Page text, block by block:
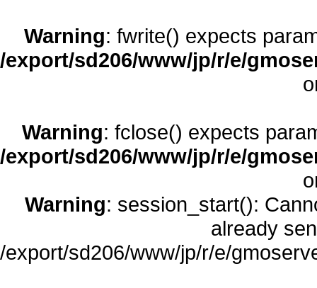
Warning: fwrite() expects
/export/sd206/www/jp/r/e/
Warning: fclose() expects
/export/sd206/www/jp/r/e/
Warning: session_start():
already
/export/sd206/www/jp/r/e/